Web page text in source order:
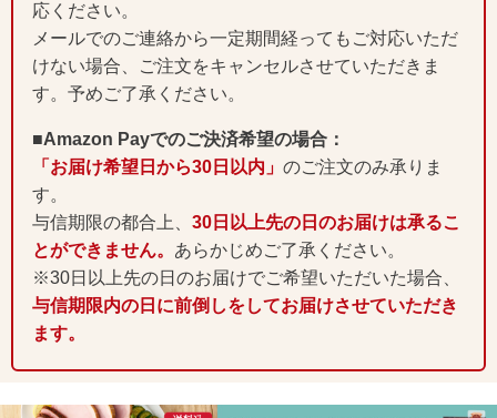
応ください。
メールでのご連絡から一定期間経ってもご対応いただ
けない場合、ご注文をキャンセルさせていただきま
す。予めご了承ください。
■Amazon Payでのご決済希望の場合：
「お届け希望日から30日以内」のご注文のみ承りま
す。
与信期限の都合上、30日以上先の日のお届けは承るこ
とができません。 あらかじめご了承ください。
※30日以上先の日のお届けでご希望いただいた場合、
与信期限内の日に前倒しをしてお届けさせていただき
ます。